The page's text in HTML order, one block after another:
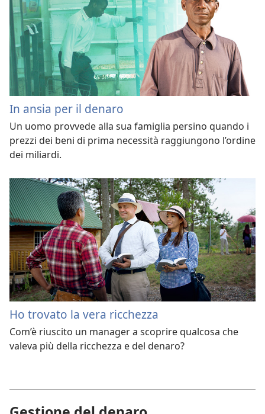
In ansia per il denaro
Un uomo provvede alla sua famiglia persino quando i
prezzi dei beni di prima necessità raggiungono l’ordine
dei miliardi.
Ho trovato la vera ricchezza
Com’è riuscito un manager a scoprire qualcosa che
valeva più della ricchezza e del denaro?